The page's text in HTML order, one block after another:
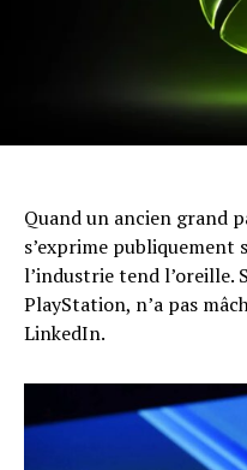
Quand un ancien grand
s’exprime publiquement
l’industrie tend l’oreille.
PlayStation, n’a pas
LinkedIn.